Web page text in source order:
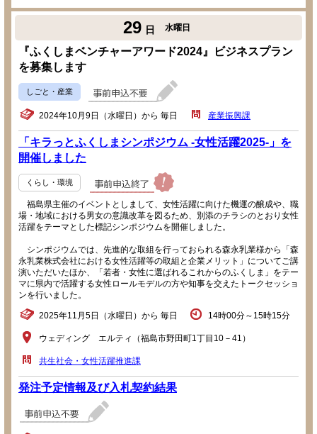
29 日 水曜日
『ふくしまベンチャーアワード2024』ビジネスプラン
を募集します
しごと・産業
2024年10月9日（水曜日）から 毎日 産業振興課
「キラっとふくしまシンポジウム -女性活躍2025-」を
開催しました
くらし・環境
福島県主催のイベントとしまして、女性活躍に向けた機運の醸成や、職
場・地域における男女の意識改革を図るため、別添のチラシのとおり女性
活躍をテーマとした標記シンポジウムを開催しました。
シンポジウムでは、先進的な取組を行っておられる森永乳業様から「森
永乳業株式会社における女性活躍等の取組と企業メリット」についてご講
演いただいたほか、「若者・女性に選ばれるこれからのふくしま」をテー
マに県内で活躍する女性ロールモデルの方や知事を交えたトークセッショ
ンを行いました。
2025年11月5日（水曜日）から 毎日 14時00分～15時15分
ウェディング エルティ（福島市野田町1丁目10－41）
共生社会・女性活躍推進課
発注予定情報及び入札契約結果